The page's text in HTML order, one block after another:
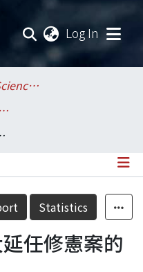
Log In
College of Social Sciences / 社會科學院
/ 國家發展研究所
的合憲性
Statistics
任修憲案的